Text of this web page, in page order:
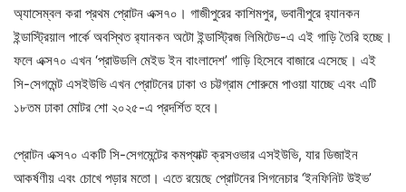
অ্যাসেম্বল করা প্রথম প্রোটন এক্স৭০। গাজীপুরের কাশিমপুর, ভবানীপুরে র‍্যানকন
ইন্ডাস্ট্রিয়াল পার্কে অবস্থিত র‍্যানকন অটো ইন্ডাস্ট্রিজ লিমিটেড-এ এই গাড়ি তৈরি হচ্ছে।
ফলে এক্স৭০ এখন ‘প্রাউডলি মেইড ইন বাংলাদেশ’ গাড়ি হিসেবে বাজারে এসেছে। এই
সি-সেগমেন্ট এসইউভি এখন প্রোটনের ঢাকা ও চট্টগ্রাম শোরুমে পাওয়া যাচ্ছে এবং এটি
১৮তম ঢাকা মোটর শো ২০২৫-এ প্রদর্শিত হবে।
প্রোটন এক্স৭০ একটি সি-সেগমেন্টের কমপ্যাক্ট ক্রসওভার এসইউভি, যার ডিজাইন
আকর্ষণীয় এবং চোখে পড়ার মতো। এতে রয়েছে প্রোটনের সিগনেচার ‘ইনফিনিট উইভ’